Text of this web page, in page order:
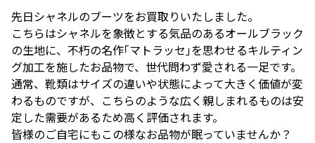
先日シャネルのブーツをお買取りいたしました。
こちらはシャネルを象徴とする気品のあるオールブラック
の生地に、不朽の名作｢マトラッセ｣を思わせるキルティン
グ加工を施したお品物で、世代問わず愛される一足です。
通常、靴類はサイズの違いや状態によって大きく価値が変
わるものですが、こちらのような広く親しまれるものは安
定した需要があるため高く評価されます。
皆様のご自宅にもこの様なお品物が眠っていませんか？